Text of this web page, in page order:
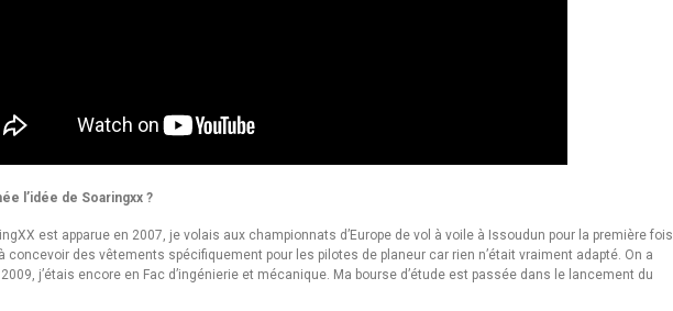
l’idée de Soaringxx ?
est apparue en 2007, je volais aux championnats d’Europe de vol à voile à Issoudun pour la première fois.
concevoir des vêtements spécifiquement pour les pilotes de planeur car rien n’était vraiment adapté. On a
j’étais encore en Fac d’ingénierie et mécanique. Ma bourse d’étude est passée dans le lancement du